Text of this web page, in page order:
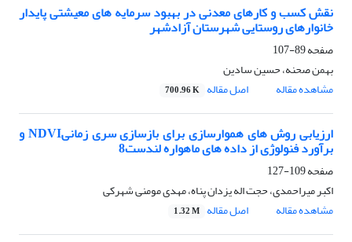
نقش کسب و کارهای معدنی در بهبود سرمایه های معیشتی پایدار
خانوارهای روستایی شهرستان آزادشهر
صفحه89-107
بهمن صحنه، حسین سادین
مشاهده مقاله
اصل مقاله 700.96 K
ارزیابی روش های هموارسازی برای بازسازی سری زمانیNDVI و
برآورد فنولوژی از داده های ماهواره لندست8
صفحه109-127
اکبر میراحمدی، حجت اله یزدان پناه، مهدی مومنی شهرکی
مشاهده مقاله
اصل مقاله 1.32 M